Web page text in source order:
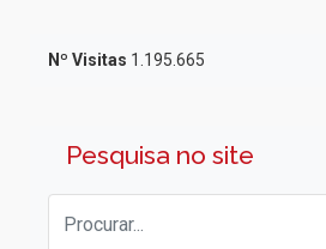
Nº Visitas 1.195.665
Pesquisa no site